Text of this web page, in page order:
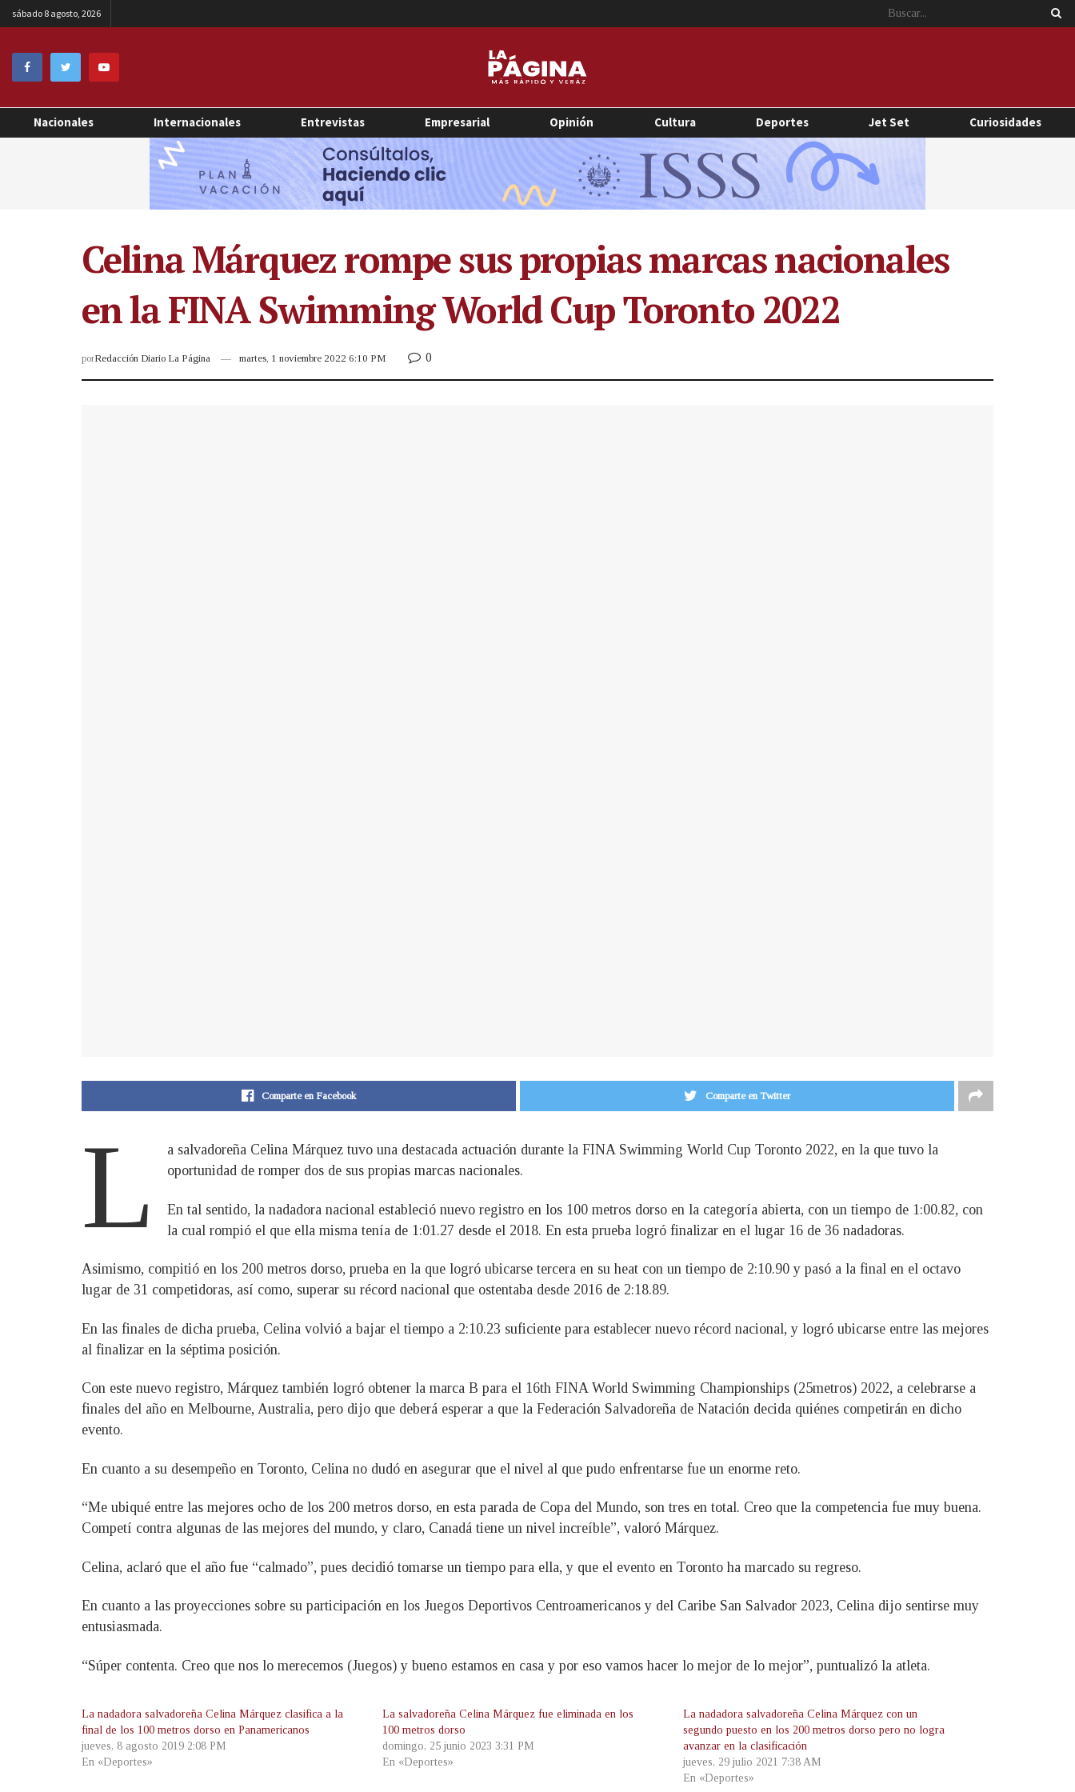
sábado 8 agosto, 2026
Nacionales Internacionales Entrevistas Empresarial Opinión Cultura Deportes Jet Set Curiosidades
Celina Márquez rompe sus propias marcas nacionales
en la FINA Swimming World Cup Toronto 2022
porRedacción Diario La Página martes, 1 noviembre 2022 6:10 PM 0
Comparte en Facebook Comparte en Twitter
L
a salvadoreña Celina Márquez tuvo una destacada actuación durante la FINA Swimming World Cup Toronto 2022, en la que tuvo la
oportunidad de romper dos de sus propias marcas nacionales.
En tal sentido, la nadadora nacional estableció nuevo registro en los 100 metros dorso en la categoría abierta, con un tiempo de 1:00.82, con
la cual rompió el que ella misma tenía de 1:01.27 desde el 2018. En esta prueba logró finalizar en el lugar 16 de 36 nadadoras.
Asimismo, compitió en los 200 metros dorso, prueba en la que logró ubicarse tercera en su heat con un tiempo de 2:10.90 y pasó a la final en el octavo
lugar de 31 competidoras, así como, superar su récord nacional que ostentaba desde 2016 de 2:18.89.
En las finales de dicha prueba, Celina volvió a bajar el tiempo a 2:10.23 suficiente para establecer nuevo récord nacional, y logró ubicarse entre las mejores
al finalizar en la séptima posición.
Con este nuevo registro, Márquez también logró obtener la marca B para el 16th FINA World Swimming Championships (25metros) 2022, a celebrarse a
finales del año en Melbourne, Australia, pero dijo que deberá esperar a que la Federación Salvadoreña de Natación decida quiénes competirán en dicho
evento.
En cuanto a su desempeño en Toronto, Celina no dudó en asegurar que el nivel al que pudo enfrentarse fue un enorme reto.
“Me ubiqué entre las mejores ocho de los 200 metros dorso, en esta parada de Copa del Mundo, son tres en total. Creo que la competencia fue muy buena.
Competí contra algunas de las mejores del mundo, y claro, Canadá tiene un nivel increíble”, valoró Márquez.
Celina, aclaró que el año fue “calmado”, pues decidió tomarse un tiempo para ella, y que el evento en Toronto ha marcado su regreso.
En cuanto a las proyecciones sobre su participación en los Juegos Deportivos Centroamericanos y del Caribe San Salvador 2023, Celina dijo sentirse muy
entusiasmada.
“Súper contenta. Creo que nos lo merecemos (Juegos) y bueno estamos en casa y por eso vamos hacer lo mejor de lo mejor”, puntualizó la atleta.
La nadadora salvadoreña Celina Márquez clasifica a la
final de los 100 metros dorso en Panamericanos
jueves, 8 agosto 2019 2:08 PM
En «Deportes»
La salvadoreña Celina Márquez fue eliminada en los
100 metros dorso
domingo, 25 junio 2023 3:31 PM
En «Deportes»
La nadadora salvadoreña Celina Márquez con un
segundo puesto en los 200 metros dorso pero no logra
avanzar en la clasificación
jueves, 29 julio 2021 7:38 AM
En «Deportes»